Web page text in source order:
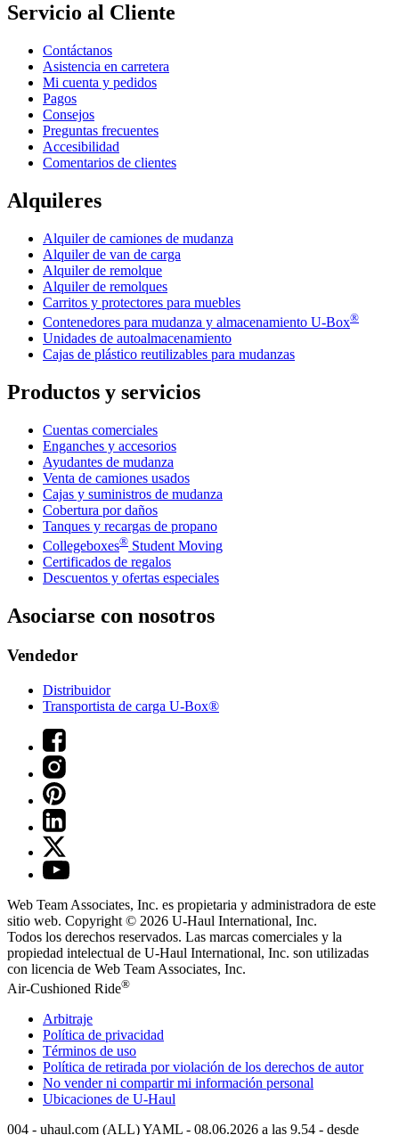
Servicio al Cliente
Contáctanos
Asistencia en carretera
Mi cuenta y pedidos
Pagos
Consejos
Preguntas frecuentes
Accesibilidad
Comentarios de clientes
Alquileres
Alquiler de camiones de mudanza
Alquiler de van de carga
Alquiler de remolque
Alquiler de remolques
Carritos y protectores para muebles
Contenedores para mudanza y almacenamiento U-Box®
Unidades de autoalmacenamiento
Cajas de plástico reutilizables para mudanzas
Productos y servicios
Cuentas comerciales
Enganches y accesorios
Ayudantes de mudanza
Venta de camiones usados
Cajas y suministros de mudanza
Cobertura por daños
Tanques y recargas de propano
Collegeboxes® Student Moving
Certificados de regalos
Descuentos y ofertas especiales
Asociarse con nosotros
Vendedor
Distribuidor
Transportista de carga U-Box®
Web Team Associates, Inc. es propietaria y administradora de este
sitio web. Copyright © 2026 U-Haul International, Inc.
Todos los derechos reservados. Las marcas comerciales y la
propiedad intelectual de U-Haul International, Inc. son utilizadas
con licencia de Web Team Associates, Inc.
Air-Cushioned Ride®
Arbitraje
Política de privacidad
Términos de uso
Política de retirada por violación de los derechos de autor
No vender ni compartir mi información personal
Ubicaciones de U-Haul
004 - uhaul.com (ALL) YAML - 08.06.2026 a las 9.54 - desde